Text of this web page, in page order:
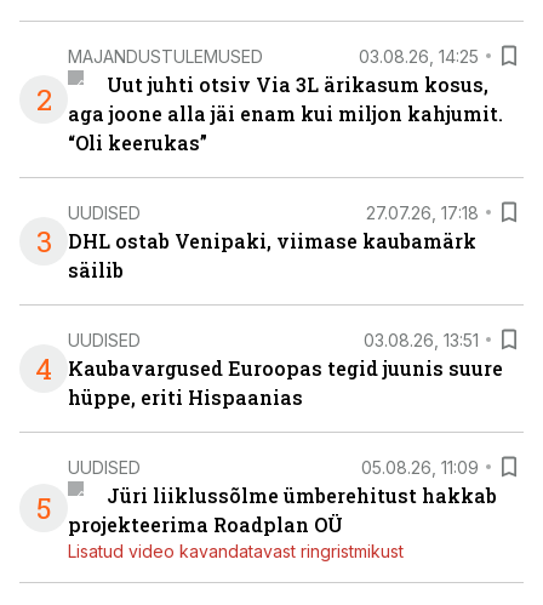
2
MAJANDUSTULEMUSED 03.08.26, 14:25
Uut juhti otsiv Via 3L ärikasum kosus,
aga joone alla jäi enam kui miljon kahjumit.
“Oli keerukas”
3
UUDISED 27.07.26, 17:18
DHL ostab Venipaki, viimase kaubamärk
säilib
4
UUDISED 03.08.26, 13:51
Kaubavargused Euroopas tegid juunis suure
hüppe, eriti Hispaanias
5
UUDISED 05.08.26, 11:09
Jüri liiklussõlme ümberehitust hakkab
projekteerima Roadplan OÜ
Lisatud video kavandatavast ringristmikust